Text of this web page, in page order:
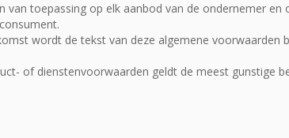
van toepassing op elk aanbod van de ondernemer en
wordt de tekst van deze algemene voorwaarden
of dienstenvoorwaarden geldt de meest gunstige